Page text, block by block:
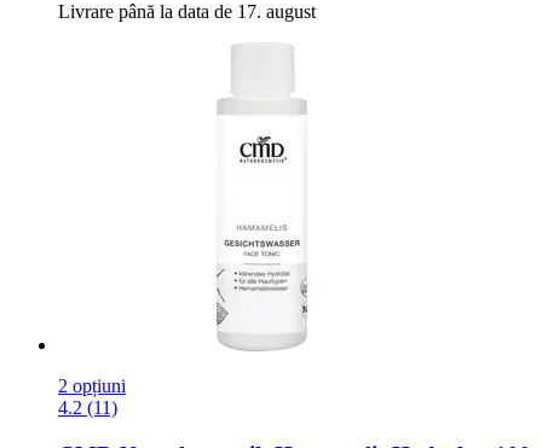
Livrare până la data de 17. august
2 opțiuni
4.2 (11)